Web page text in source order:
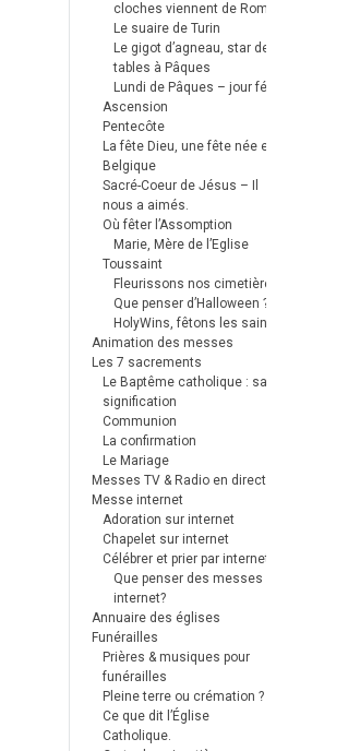
cloches viennent de Rome ?
Le suaire de Turin
Le gigot d’agneau, star des
tables à Pâques
Lundi de Pâques – jour férié
Ascension
Pentecôte
La fête Dieu, une fête née en
Belgique
Sacré-Coeur de Jésus – Il
nous a aimés.
Où fêter l’Assomption
Marie, Mère de l’Eglise
Toussaint
Fleurissons nos cimetières
Que penser d’Halloween ?
HolyWins, fêtons les saints !
Animation des messes
Les 7 sacrements
Le Baptême catholique : sa
signification
Communion
La confirmation
Le Mariage
Messes TV & Radio en direct
Messe internet
Adoration sur internet
Chapelet sur internet
Célébrer et prier par internet
Que penser des messes
internet?
Annuaire des églises
Funérailles
Prières & musiques pour
funérailles
Pleine terre ou crémation ?
Ce que dit l’Église
Catholique.